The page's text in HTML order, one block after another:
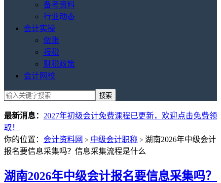
备考资料
行业动态
会计实操
做账
报税
财税政策
会计网校
最新消息： 2027年初级会计免费课程已更新，欢迎点击免费领
取！
你的位置： 会计资料网 > 中级会计职称 > 湖南2026年中级会计
报名要信息采集吗？信息采集流程是什么
湖南2026年中级会计报名要信息采集吗？